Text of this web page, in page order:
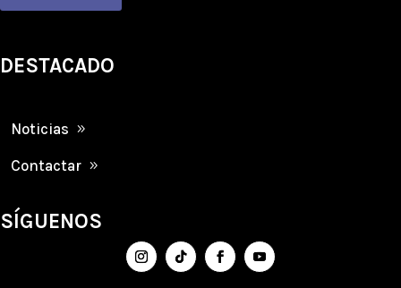
DESTACADO
Noticias
Contactar
SÍGUENOS